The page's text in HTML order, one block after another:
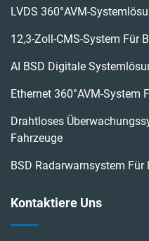
LVDS 360°AVM-
12,3-Zoll-CMS-System Für
AI BSD Digitale
Ethernet 360°AVM-System
Drahtloses
Fahrzeuge
BSD Radarwarnsystem Für
Kontaktiere Uns